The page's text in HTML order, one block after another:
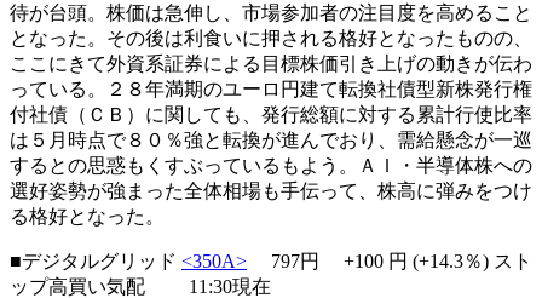
待が台頭。株価は急伸し、市場参加者の注目度を高めること
となった。その後は利食いに押される格好となったものの、
ここにきて外資系証券による目標株価引き上げの動きが伝わ
っている。２８年満期のユーロ円建て転換社債型新株発行権
付社債（ＣＢ）に関しても、発行総額に対する累計行使比率
は５月時点で８０％強と転換が進んでおり、需給懸念が一巡
するとの思惑もくすぶっているもよう。ＡＩ・半導体株への
選好姿勢が強まった全体相場も手伝って、株高に弾みをつけ
る格好となった。
■デジタルグリッド <350A> 797円 +100 円 (+14.3％) スト
ップ高買い気配 11:30現在